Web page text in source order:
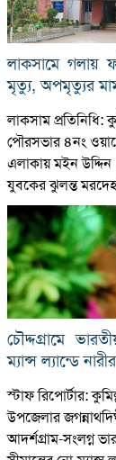
লাকসামে গলায়
মৃত্যু, অপমৃত্যুর
লাকসাম প্রতিনিধি:
পৌরসভার ৪নং
এলাকায় মইন
যুবকের ঝুলন্ত
চৌদ্দগ্রামে
ম্যান্স ল্যান্ডে
স্টাফ রিপোর্টার:
উপজেলার
আদর্শগ্রাম-সংলগ্ন